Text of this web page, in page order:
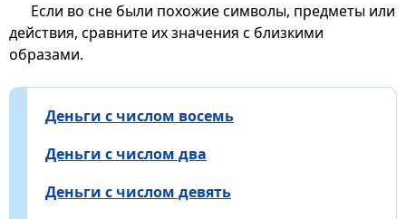
Если во сне были похожие символы, предметы или
действия, сравните их значения с близкими
образами.
Деньги с числом восемь
Деньги с числом два
Деньги с числом девять